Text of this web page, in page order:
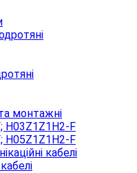
монтажні
H03Z1Z1H2-F
H05Z1Z1H2-F
кабелі